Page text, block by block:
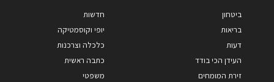
ביטחון
בריאות
דעות
העידן הכי בודד
זירת המומחים
חדשות
יופי וקוסמטיקה
כלכלה וצרכנות
כתבה ראשית
משפטי